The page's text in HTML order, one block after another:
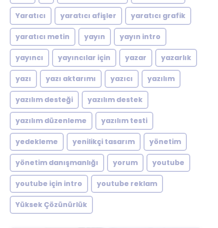
Yaratıcı yaratıcı afişler yaratıcı grafik
yaratıcı metin yayın yayın intro
yayıncı yayıncılar için yazar yazarlık
yazı yazı aktarımı yazıcı yazılım
yazılım desteği yazılım destek
yazılım düzenleme yazılım testi
yedekleme yenilikçi tasarım yönetim
yönetim danışmanlığı yorum youtube
youtube için intro youtube reklam
Yüksek Çözünürlük